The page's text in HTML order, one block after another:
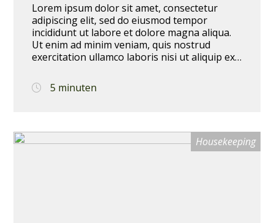
Lorem ipsum dolor sit amet, consectetur
adipiscing elit, sed do eiusmod tempor
incididunt ut labore et dolore magna aliqua.
Ut enim ad minim veniam, quis nostrud
exercitation ullamco laboris nisi ut aliquip ex
in reprehenderit in voluptate velit esse cillum
dolore eu fugiat nulla pariatur. Excepteur sint
laborum.
5 minuten
Housekeeping